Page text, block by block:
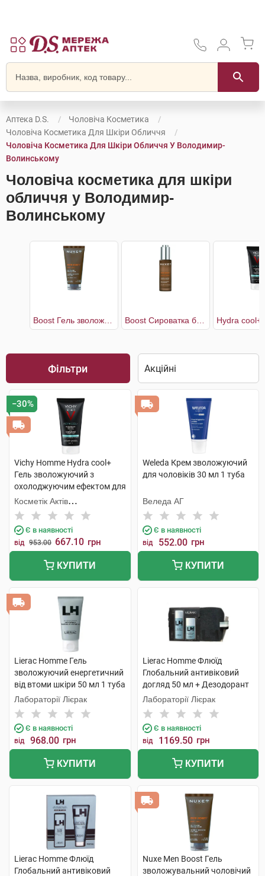
Аптека D.S.
Чоловіча Косметика
Чоловіча Косметика Для Шкіри Обличчя
Чоловіча Косметика Для Шкіри Обличчя У Володимир-
Волинському
Чоловіча косметика для шкіри
обличчя у Володимир-
Волинському
Фільтри
−30%
Vichy Homme Hydra cool+
Гель зволожуючий з
охолоджуючим ефектом для
обличчя та контуру очей 50
мл 1 туба
Косметік Актів
Інтернаціональ
Є в наявності
від 953.00 667.10 грн
КУПИТИ
Weleda Крем зволожуючий
для чоловіків 30 мл 1 туба
Веледа АГ
Є в наявності
від 552.00 грн
КУПИТИ
Lierac Homme Гель
зволожуючий енергетичний
від втоми шкіри 50 мл 1 туба
Лабораторії Лієрак
Є в наявності
від 968.00 грн
КУПИТИ
Lierac Homme Флюїд
Глобальний антивіковий
догляд 50 мл + Дезодорант
50 мл 1 набір
Лабораторії Лієрак
Є в наявності
від 1169.50 грн
КУПИТИ
Lierac Homme Флюїд
Глобальний антивіковий
Nuxe Men Boost Гель
зволожувальний чоловічий